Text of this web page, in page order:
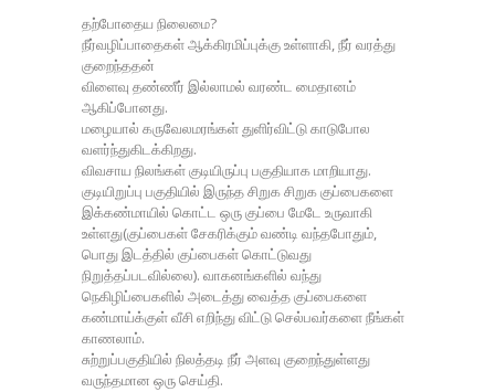
தற்போதைய நிலைமை?
நீர்வழிப்பாதைகள் ஆக்கிரமிப்புக்கு உள்ளாகி, நீர் வரத்து
குறைந்ததன்
விளைவு தண்ணீர் இல்லாமல் வரண்ட மைதானம்
ஆகிப்போனது.
மழையால் கருவேலமரங்கள் துளிர்விட்டு காடுபோல
வளர்ந்துகிடக்கிறது.
விவசாய நிலங்கள் குடியிருப்பு பகுதியாக மாறியாது.
குடியிறுப்பு பகுதியில் இருந்த சிறுக சிறுக குப்பைகளை
இக்கண்மாயில் கொட்ட ஒரு குப்பை மேடே உருவாகி
உள்ளது(குப்பைகள் சேகரிக்கும் வண்டி வந்தபோதும்,
பொது இடத்தில் குப்பைகள் கொட்டுவது
நிறுத்தப்படவில்லை). வாகனங்களில் வந்து
நெகிழிப்பைகளில் அடைத்து வைத்த குப்பைகளை
கண்மாய்க்குள் வீசி எறிந்து விட்டு செல்பவர்களை நீங்கள்
காணலாம்.
சுற்றுப்பகுதியில் நிலத்தடி நீர் அளவு குறைந்துள்ளது
வருந்தமான ஒரு செய்தி.